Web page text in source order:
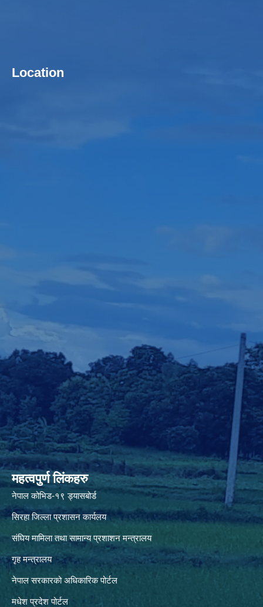
Location
महत्वपुर्ण लिंकहरु
नेपाल कोभिड-१९ ड्यासबोर्ड
सिरहा जिल्ला प्रशासन कार्यलय
संघिय मामिला तथा सामान्य प्रशाशन मन्त्रालय
गृह मन्त्रालय
नेपाल सरकारको अधिकारिक पोर्टल
मधेश प्रदेश पोर्टल